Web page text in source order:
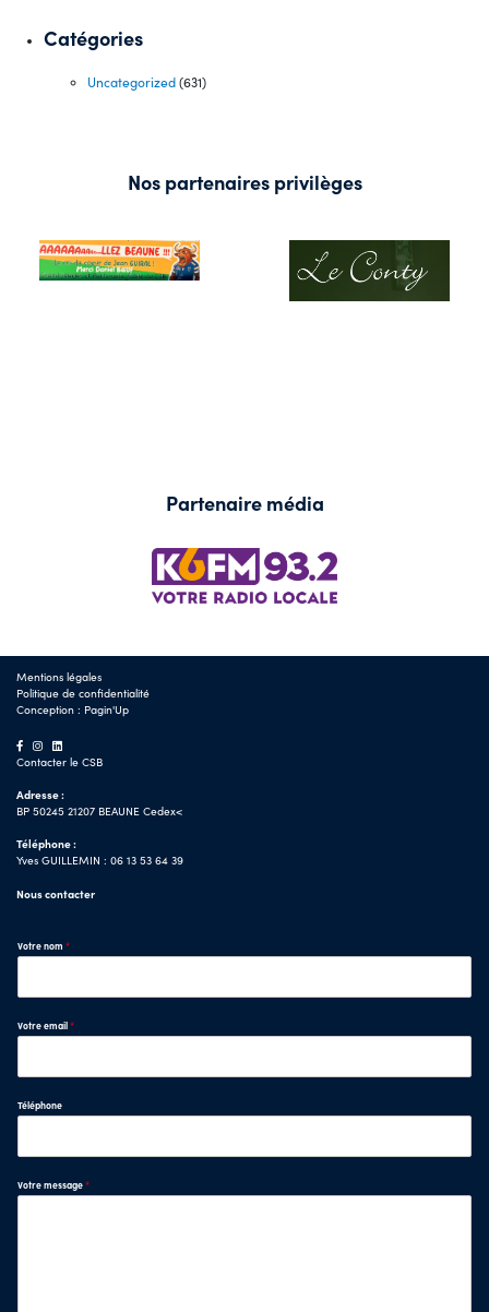
Catégories
Uncategorized(631)
Nos partenaires privilèges
Partenaire média
Mentions légales
Politique de confidentialité
Conception : Pagin'Up
Contacter le CSB
Adresse :
BP 50245 21207 BEAUNE Cedex<
Téléphone :
Yves GUILLEMIN : 06 13 53 64 39
Nous contacter
Votre nom *
Votre email*
Téléphone
Votre message*